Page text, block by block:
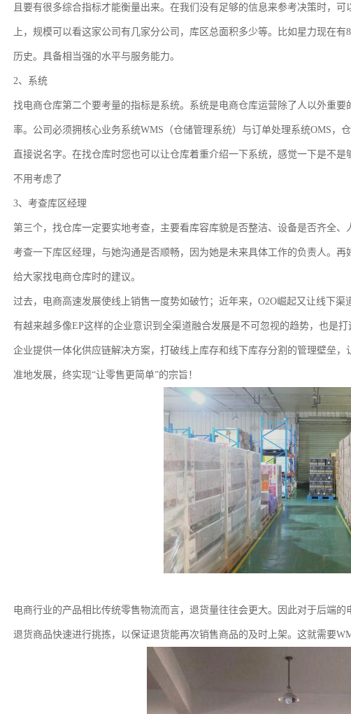
且要有很多综合指标才能衡量出来。在我们没有足够的信息来参考决策时，
上，规模可以看这家公司有几家分公司，库区总面积多少等。比如星力现在
历史。具备相当强的水平与服务能力。
2、系统
找电商仓库第二个要考量的指标是系统。系统是电商仓库运营除了人以外重
率。公司必须拥核心业务系统WMS（仓储管理系统）与订单处理系统OMS，
直接说名字。在找仓库时您也可以让仓库着重介绍一下系统，感觉一下是不
不用考虑了
3、考查库区经理
第三个，找仓库一定要实地考查，主要看库容库貌是否整洁、设备是否齐全
考查一下库区经理，与她沟通是否顺畅，因为她是未来具体工作的负责人。
给大家找电商仓库时的建议。
过去，电商高速发展使线上销售一度势如破竹；近年来，O2O崛起又让线下渠
有越来越多像EP这样的企业意识到全渠道融合发展是不可忽视的趋势，也是
企业提供一体化供应链解决方案，打破线上库存和线下库存分割的管理壁垒
准地发展，终实现“让零售更简单”的宗旨！
电商行业的产品相比传统零售物流而言，退货量往往会更大。因此对于后端
退货商品快速进行挑拣，以保证退货能再次销售商品的及时上架。这就需要